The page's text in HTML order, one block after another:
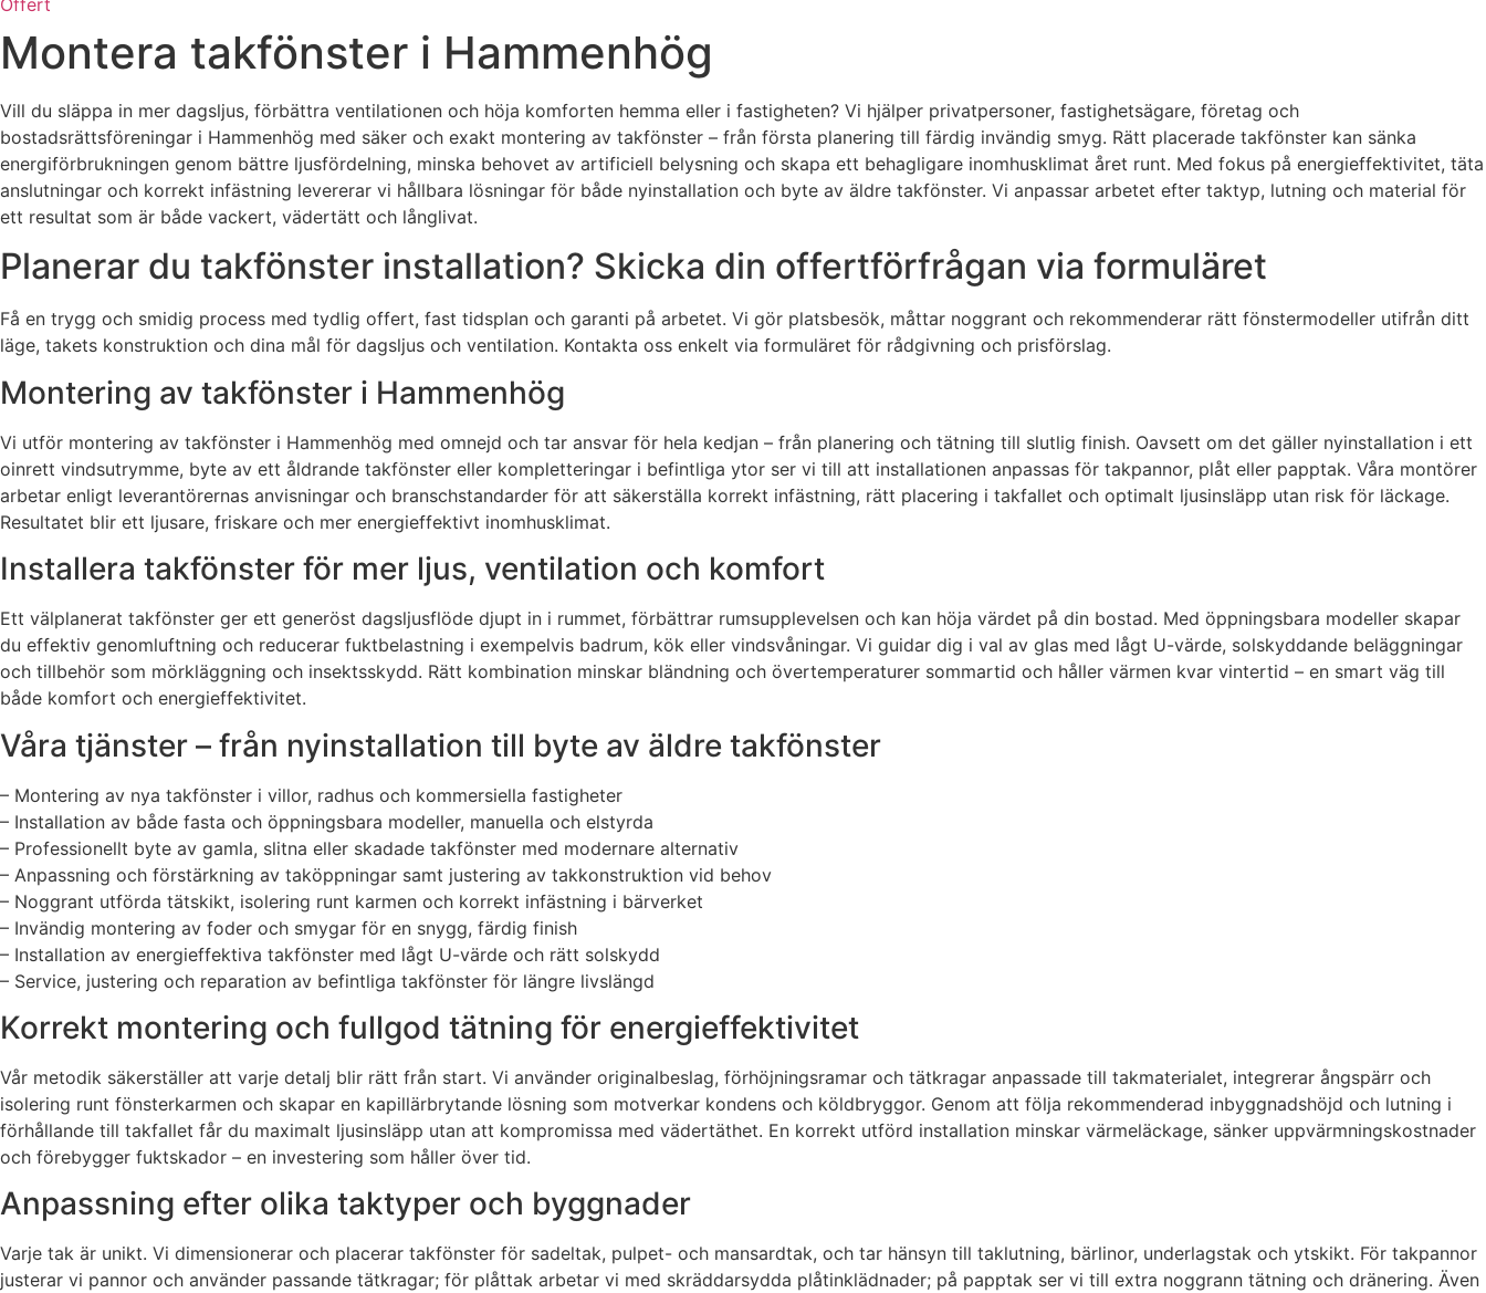
Offert
Montera takfönster i Hammenhög
Vill du släppa in mer dagsljus, förbättra ventilationen och höja komforten hemma eller i fastigheten? Vi hjälper privatpersoner, fastighetsägare, företag och
bostadsrättsföreningar i Hammenhög med säker och exakt montering av takfönster – från första planering till färdig invändig smyg. Rätt placerade takfönster kan sänka
energiförbrukningen genom bättre ljusfördelning, minska behovet av artificiell belysning och skapa ett behagligare inomhusklimat året runt. Med fokus på energieffektivitet, täta
anslutningar och korrekt infästning levererar vi hållbara lösningar för både nyinstallation och byte av äldre takfönster. Vi anpassar arbetet efter taktyp, lutning och material för
ett resultat som är både vackert, vädertätt och långlivat.
Planerar du takfönster installation? Skicka din offertförfrågan via formuläret
Få en trygg och smidig process med tydlig offert, fast tidsplan och garanti på arbetet. Vi gör platsbesök, måttar noggrant och rekommenderar rätt fönstermodeller utifrån ditt
läge, takets konstruktion och dina mål för dagsljus och ventilation. Kontakta oss enkelt via formuläret för rådgivning och prisförslag.
Montering av takfönster i Hammenhög
Vi utför montering av takfönster i Hammenhög med omnejd och tar ansvar för hela kedjan – från planering och tätning till slutlig finish. Oavsett om det gäller nyinstallation i ett
oinrett vindsutrymme, byte av ett åldrande takfönster eller kompletteringar i befintliga ytor ser vi till att installationen anpassas för takpannor, plåt eller papptak. Våra montörer
arbetar enligt leverantörernas anvisningar och branschstandarder för att säkerställa korrekt infästning, rätt placering i takfallet och optimalt ljusinsläpp utan risk för läckage.
Resultatet blir ett ljusare, friskare och mer energieffektivt inomhusklimat.
Installera takfönster för mer ljus, ventilation och komfort
Ett välplanerat takfönster ger ett generöst dagsljusflöde djupt in i rummet, förbättrar rumsupplevelsen och kan höja värdet på din bostad. Med öppningsbara modeller skapar
du effektiv genomluftning och reducerar fuktbelastning i exempelvis badrum, kök eller vindsvåningar. Vi guidar dig i val av glas med lågt U-värde, solskyddande beläggningar
och tillbehör som mörkläggning och insektsskydd. Rätt kombination minskar bländning och övertemperaturer sommartid och håller värmen kvar vintertid – en smart väg till
både komfort och energieffektivitet.
Våra tjänster – från nyinstallation till byte av äldre takfönster
– Montering av nya takfönster i villor, radhus och kommersiella fastigheter
– Installation av både fasta och öppningsbara modeller, manuella och elstyrda
– Professionellt byte av gamla, slitna eller skadade takfönster med modernare alternativ
– Anpassning och förstärkning av taköppningar samt justering av takkonstruktion vid behov
– Noggrant utförda tätskikt, isolering runt karmen och korrekt infästning i bärverket
– Invändig montering av foder och smygar för en snygg, färdig finish
– Installation av energieffektiva takfönster med lågt U-värde och rätt solskydd
– Service, justering och reparation av befintliga takfönster för längre livslängd
Korrekt montering och fullgod tätning för energieffektivitet
Vår metodik säkerställer att varje detalj blir rätt från start. Vi använder originalbeslag, förhöjningsramar och tätkragar anpassade till takmaterialet, integrerar ångspärr och
isolering runt fönsterkarmen och skapar en kapillärbrytande lösning som motverkar kondens och köldbryggor. Genom att följa rekommenderad inbyggnadshöjd och lutning i
förhållande till takfallet får du maximalt ljusinsläpp utan att kompromissa med vädertäthet. En korrekt utförd installation minskar värmeläckage, sänker uppvärmningskostnader
och förebygger fuktskador – en investering som håller över tid.
Anpassning efter olika taktyper och byggnader
Varje tak är unikt. Vi dimensionerar och placerar takfönster för sadeltak, pulpet- och mansardtak, och tar hänsyn till taklutning, bärlinor, underlagstak och ytskikt. För takpannor
justerar vi pannor och använder passande tätkragar; för plåttak arbetar vi med skräddarsydda plåtinklädnader; på papptak ser vi till extra noggrann tätning och dränering. Även